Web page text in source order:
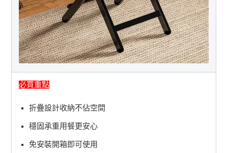
必買重點
折疊設計收納不佔空間
穩固承重用餐更安心
免安裝開箱即可使用